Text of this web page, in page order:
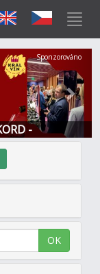
-
Další
Sponzorováno
OK